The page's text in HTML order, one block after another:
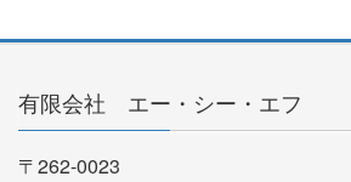
有限会社 エー・シー・エフ
〒262-0023